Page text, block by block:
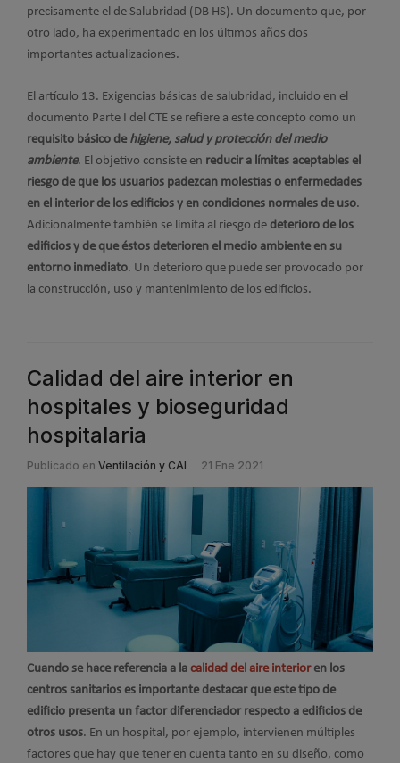
precisamente el de Salubridad (DB HS). Un documento que, por
otro lado, ha experimentado en los últimos años dos
importantes actualizaciones.
El artículo 13. Exigencias básicas de salubridad, incluido en el
documento Parte I del CTE se refiere a este concepto como un
requisito básico de higiene, salud y protección del medio
ambiente. El objetivo consiste en reducir a límites aceptables el
riesgo de que los usuarios padezcan molestias o enfermedades
en el interior de los edificios y en condiciones normales de uso.
Adicionalmente también se limita al riesgo de deterioro de los
edificios y de que éstos deterioren el medio ambiente en su
entorno inmediato. Un deterioro que puede ser provocado por
la construcción, uso y mantenimiento de los edificios.
Calidad del aire interior en
hospitales y bioseguridad
hospitalaria
Publicado en Ventilación y CAI 21 Ene 2021
Cuando se hace referencia a la calidad del aire interioren los
centros sanitarios es importante destacar que este tipo de
edificio presenta un factor diferenciador respecto a edificios de
otros usos. En un hospital, por ejemplo, intervienen múltiples
factores que hay que tener en cuenta tanto en su diseño, como